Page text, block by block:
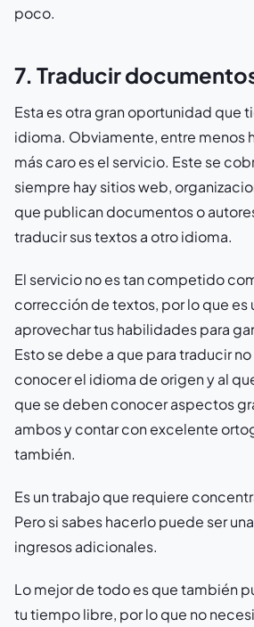
poco.
7. Traducir
Esta es otra gran oportunidad que
idioma. Obviamente, entre menos
más caro es el servicio. Este se
siempre hay sitios web,
que publican documentos o
traducir sus textos a otro idioma.
El servicio no es tan competido
corrección de textos, por lo que es
aprovechar tus habilidades para
Esto se debe a que para traducir
conocer el idioma de origen y al
que se deben conocer aspectos
ambos y contar con excelente
también.
Es un trabajo que requiere
Pero si sabes hacerlo puede ser
ingresos adicionales.
Lo mejor de todo es que también
tu tiempo libre, por lo que no